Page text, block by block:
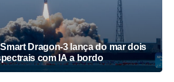
Dragon-3 lança do mar dois
com IA a bordo